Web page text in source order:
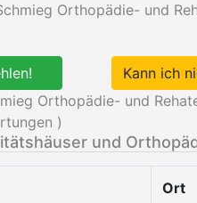
Orthopädie- und
Kann ich
Orthopädie- und
)
und
Ort